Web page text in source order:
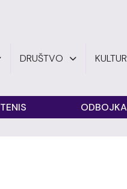
DRUŠTVO
TENIS ODBOJKA